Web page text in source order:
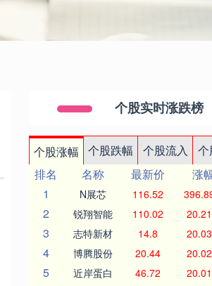
个股实时涨跌榜
个股涨幅 个股跌幅 个股流入 个
排名
名称 最新价 涨
1
N展芯 116.52
2 锐翔智能 110.02
3 志特新材 14.8
4 博腾股份 20.44
5 近岸蛋白 46.72